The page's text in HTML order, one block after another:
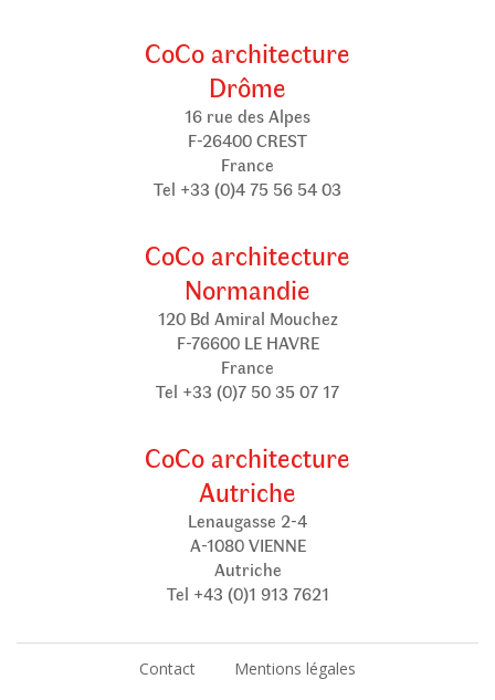
CoCo architecture
Drôme
16 rue des Alpes
F-26400 CREST
France
Tel +33 (0)4 75 56 54 03
CoCo architecture
Normandie
120 Bd Amiral Mouchez
F-76600 LE HAVRE
France
Tel +33 (0)7 50 35 07 17
CoCo architecture
Autriche
Lenaugasse 2-4
A-1080 VIENNE
Autriche
Tel +43 (0)1 913 7621
Contact Mentions légales